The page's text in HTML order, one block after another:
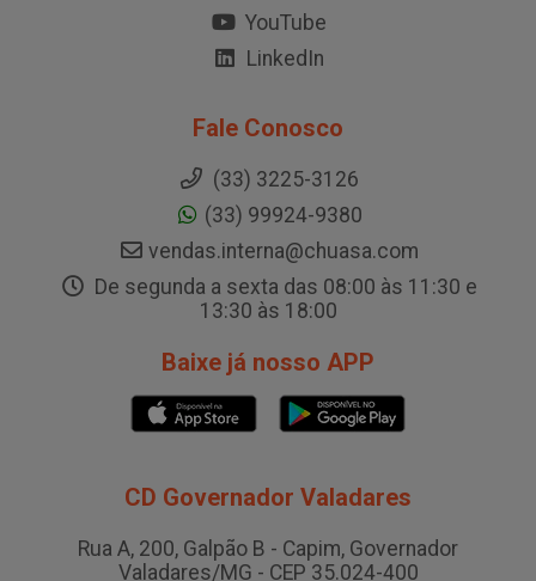
YouTube
LinkedIn
Fale Conosco
(33) 3225-3126
(33) 99924-9380
vendas.interna@chuasa.com
De segunda a sexta das 08:00 às 11:30 e
13:30 às 18:00
Baixe já nosso APP
CD Governador Valadares
Rua A, 200, Galpão B - Capim, Governador
Valadares/MG - CEP 35.024-400